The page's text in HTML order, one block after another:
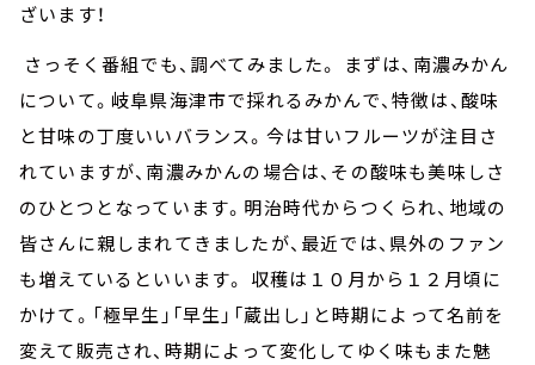
ざいます！
さっそく番組でも、調べてみました。 まずは、南濃みかん
について。岐阜県海津市で採れるみかんで、特徴は、酸味
と甘味の丁度いいバランス。今は甘いフルーツが注目さ
れていますが、南濃みかんの場合は、その酸味も美味しさ
のひとつとなっています。明治時代からつくられ、地域の
皆さんに親しまれてきましたが、最近では、県外のファン
も増えているといいます。 収穫は１０月から１２月頃に
かけて。「極早生」「早生」「蔵出し」と時期によって名前を
変えて販売され、時期によって変化してゆく味もまた魅